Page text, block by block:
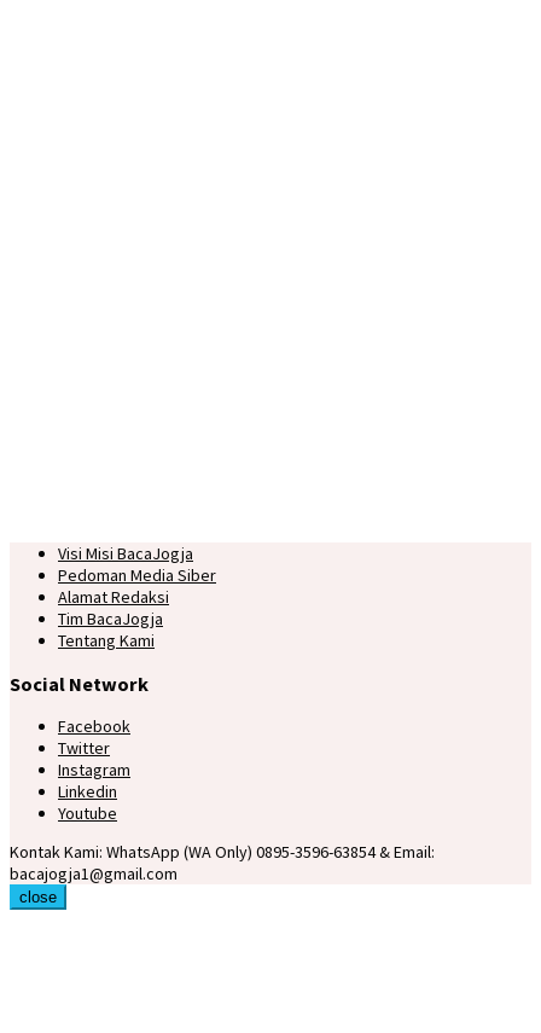
Visi Misi BacaJogja
Pedoman Media Siber
Alamat Redaksi
Tim BacaJogja
Tentang Kami
Social Network
Facebook
Twitter
Instagram
Linkedin
Youtube
Kontak Kami: WhatsApp (WA Only) 0895-3596-63854 & Email:
bacajogja1@gmail.com
close